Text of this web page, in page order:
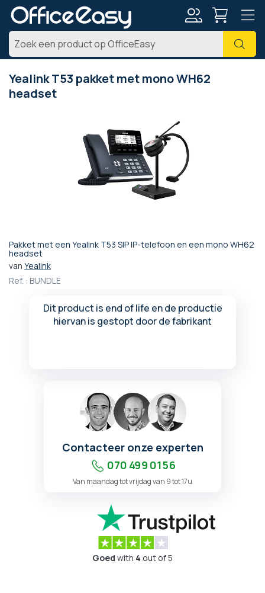
Zoek
Yealink T53 pakket met mono WH62
headset
Pakket met een Yealink T53 SIP IP-telefoon en een mono WH62
headset
van Yealink
Ref. : BUNDLE
Dit product is end of life en de productie
hiervan is gestopt door de fabrikant
Ga
naar
begin
afbeeldingen-
Contacteer onze experten
070 499 01 56
Van maandag tot vrijdag van 9 tot 17u
Goed with 4 out of 5